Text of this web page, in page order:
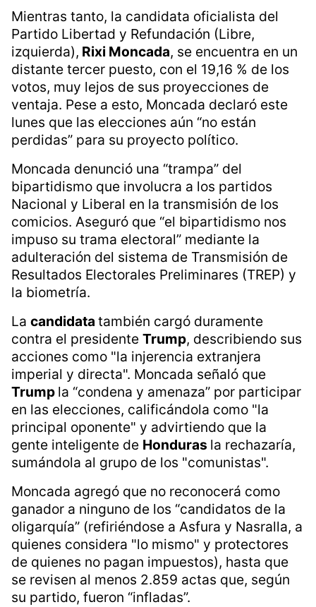
Mientras tanto, la candidata oficialista del
Partido Libertad y Refundación (Libre,
izquierda), Rixi Moncada, se encuentra en un
distante tercer puesto, con el 19,16 % de los
votos, muy lejos de sus proyecciones de
ventaja. Pese a esto, Moncada declaró este
lunes que las elecciones aún “no están
perdidas” para su proyecto político.
Moncada denunció una “trampa” del
bipartidismo que involucra a los partidos
Nacional y Liberal en la transmisión de los
comicios. Aseguró que “el bipartidismo nos
impuso su trama electoral” mediante la
adulteración del sistema de Transmisión de
Resultados Electorales Preliminares (TREP) y
la biometría.
La candidata también cargó duramente
contra el presidente Trump, describiendo sus
acciones como "la injerencia extranjera
imperial y directa". Moncada señaló que
Trump la “condena y amenaza” por participar
en las elecciones, calificándola como "la
principal oponente" y advirtiendo que la
gente inteligente de Honduras la rechazaría,
sumándola al grupo de los "comunistas".
Moncada agregó que no reconocerá como
ganador a ninguno de los “candidatos de la
oligarquía” (refiriéndose a Asfura y Nasralla, a
quienes considera "lo mismo" y protectores
de quienes no pagan impuestos), hasta que
se revisen al menos 2.859 actas que, según
su partido, fueron “infladas”.